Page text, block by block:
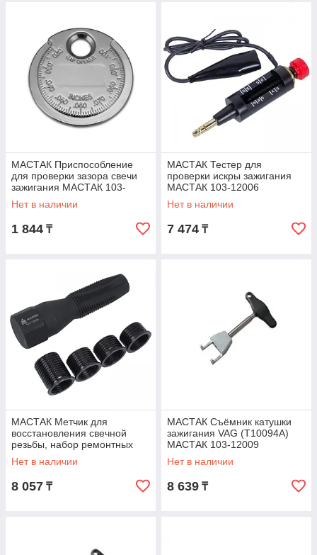
МАСТАК Приспособление
для проверки зазора свечи
зажигания МАСТАК 103-
12004
Нет в наличии
1 844 ₸
МАСТАК Тестер для
проверки искры зажигания
МАСТАК 103-12006
Нет в наличии
7 474 ₸
МАСТАК Метчик для
восстановления свечной
резьбы, набор ремонтных
вставок (футорок), 5
предметов МАСТАК
Нет в наличии
8 057 ₸
МАСТАК Съёмник катушки
зажигания VAG (T10094A)
МАСТАК 103-12009
Нет в наличии
8 639 ₸